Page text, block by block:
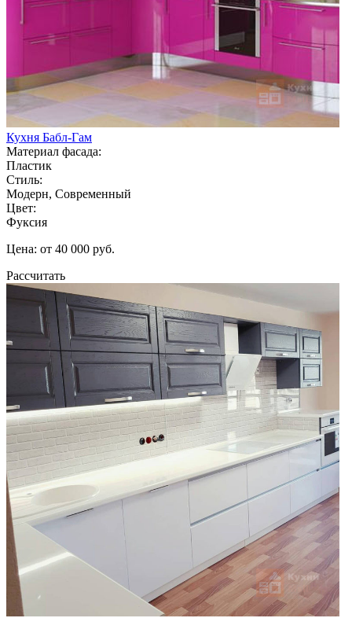
Кухня Бабл-Гам
Материал фасада:
Пластик
Стиль:
Модерн, Современный
Цвет:
Фуксия
Цена: от 40 000 руб.
Рассчитать